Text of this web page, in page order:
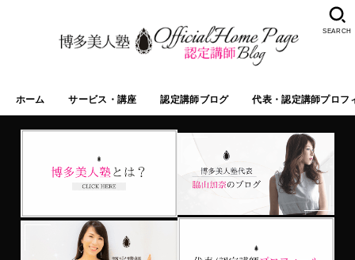
ホーム サービス・講座 認定講師ブログ 代表・認定講師プロフ
SEARCH